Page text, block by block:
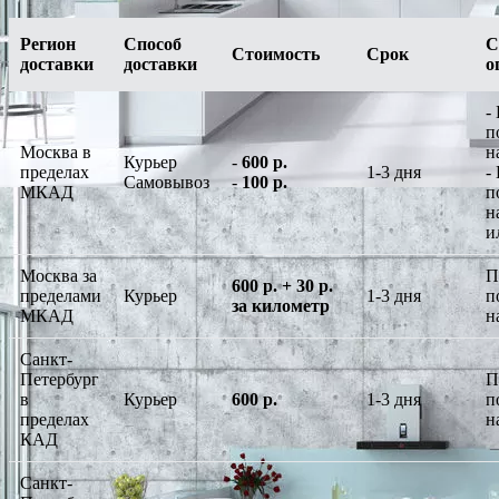
Регион
доставки
Способ
доставки
Стоимость Срок
Москва в
пределах
МКАД
Курьер
Самовывоз
- 600 р.
-100 р.
1-3 дня
-
-
Москва за
пределами
МКАД
Курьер
600 р. + 30 р.
за километр
1-3 дня
Санкт-
Петербург
в
пределах
КАД
Курьер 600 р. 1-3 дня
Санкт-